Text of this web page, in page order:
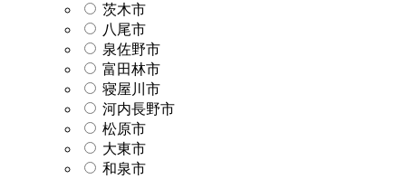
茨木市
八尾市
泉佐野市
富田林市
寝屋川市
河内長野市
松原市
大東市
和泉市